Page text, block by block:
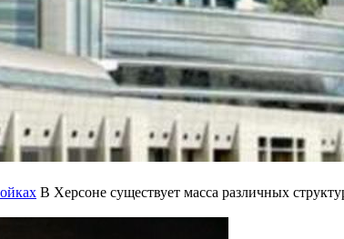
В Херсоне существует масса различных